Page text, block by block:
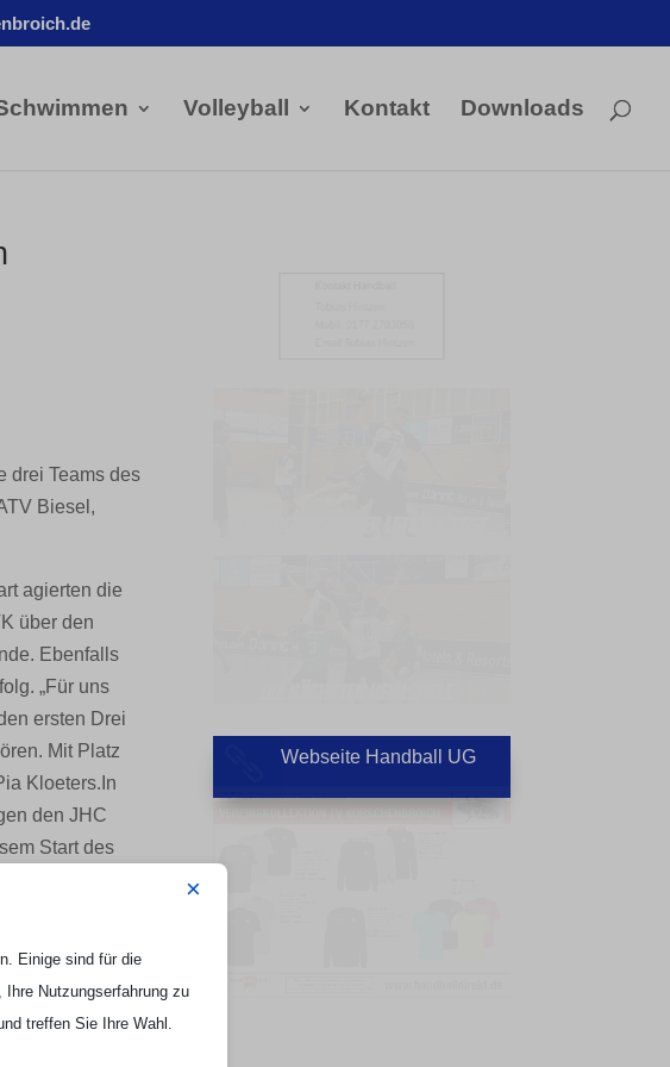
Volleyball Kontakt Downloads
drei Teams des
Biesel,
agierten die
über den
Ebenfalls
„Für uns
ersten Drei
Mit Platz
Kloeters.In
den JHC
Start des
dann in der
Sieg gegen
Spiels nicht
Webseite Handball UG
×
Einige sind für die
Nutzungserfahrung zu
treffen Sie Ihre Wahl.